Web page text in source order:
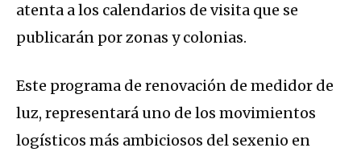
atenta a los calendarios de visita que se
publicarán por zonas y colonias.
Este programa de renovación de medidor de
luz, representará uno de los movimientos
logísticos más ambiciosos del sexenio en